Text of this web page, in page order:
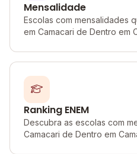
Mensalidade
Escolas com mensalidades
em Camacari de Dentro em
Ranking ENEM
Descubra as escolas com
Camacari de Dentro em